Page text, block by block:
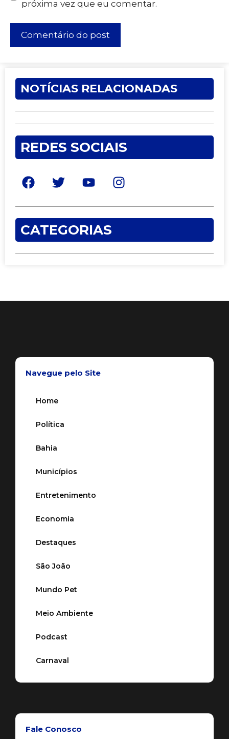
próxima vez que eu comentar.
NOTÍCIAS RELACIONADAS
REDES SOCIAIS
CATEGORIAS
Navegue pelo Site
Home
Política
Bahia
Municípios
Entretenimento
Economia
Destaques
São João
Mundo Pet
Meio Ambiente
Podcast
Carnaval
Fale Conosco